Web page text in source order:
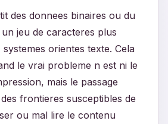
des donnees binaires ou du
jeu de caracteres plus
orientes texte. Cela
le vrai probleme n est ni le
mais le passage
frontieres susceptibles de
ou mal lire le contenu